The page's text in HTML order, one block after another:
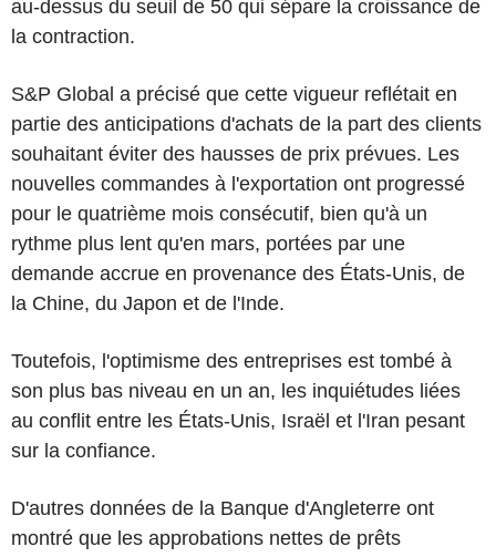
au-dessus du seuil de 50 qui sépare la croissance de
la contraction.
S&P Global a précisé que cette vigueur reflétait en
partie des anticipations d'achats de la part des clients
souhaitant éviter des hausses de prix prévues. Les
nouvelles commandes à l'exportation ont progressé
pour le quatrième mois consécutif, bien qu'à un
rythme plus lent qu'en mars, portées par une
demande accrue en provenance des États-Unis, de
la Chine, du Japon et de l'Inde.
Toutefois, l'optimisme des entreprises est tombé à
son plus bas niveau en un an, les inquiétudes liées
au conflit entre les États-Unis, Israël et l'Iran pesant
sur la confiance.
D'autres données de la Banque d'Angleterre ont
montré que les approbations nettes de prêts